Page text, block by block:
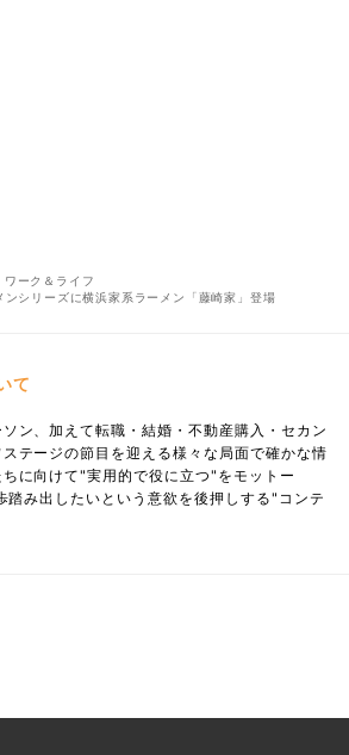
ワーク＆ライフ
シリーズに横浜家系ラーメン「藤崎家」登場
て
ン、加えて転職・結婚・不動産購入・セカン
テージの節目を迎える様々な局面で確かな情
に向けて"実用的で役に立つ"をモットー
み出したいという意欲を後押しする"コンテ